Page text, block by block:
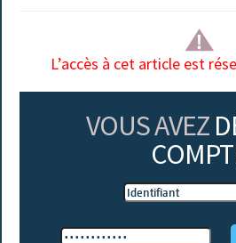
L’accès à cet article est
VOUS AVEZ